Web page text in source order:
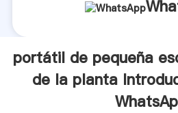
portátil de pequeña
de la planta